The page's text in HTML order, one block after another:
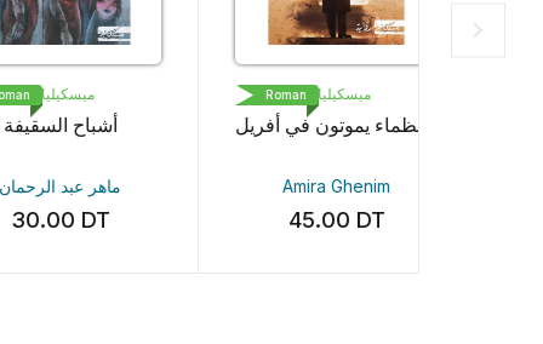
أشباح
ماهر عبد
DT
ميسكيلياني
العظماء يموتون في أفريل
Amira Ghenim
45.00DT
Roman